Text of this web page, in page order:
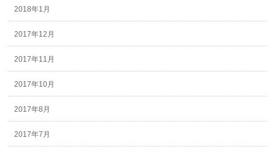
2018年1月
2017年12月
2017年11月
2017年10月
2017年8月
2017年7月